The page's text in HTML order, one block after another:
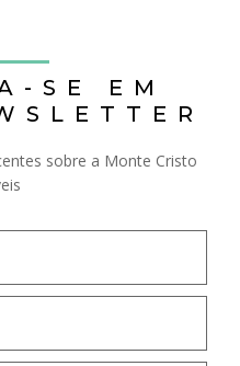
SE EM
sobre a Monte Cristo